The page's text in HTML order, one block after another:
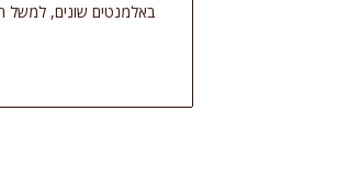
באלמנטים שונים, למשל